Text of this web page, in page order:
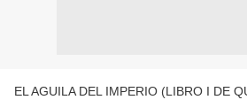
EL AGUILA DEL IMPERIO (LIBRO I DE